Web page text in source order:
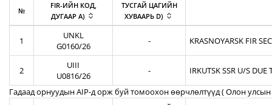
№
FIR-ИЙН КОД,
ДУГААР A)
ТУСГАЙ ЦАГИЙН
ХУВААРЬ D)
1
UNKL
G0160/26
- KRASNOYARSK FIR
2
UIII
U0816/26
-
IRKUTSK SSR U/S DUE
Гадаад орнуудын AIP-д орж буй томоохон өөрчлөлтүүд ( Олон улсын